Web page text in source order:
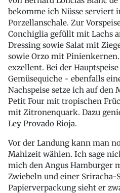
bekomme ich Nüsse serviert
Porzellanschale. Zur
Conchiglia gefüllt mit Lachs
Dressing sowie Salat mit
sowie Orzo mit
exzellent. Bei der
Gemüsequiche - ebenfalls
Nachspeise setze ich auf den
Petit Four mit tropischen
mit Zitronenquark. Dazu
Ley Provado Rioja.
Vor der Landung kann man
Mahlzeit wählen. Ich sage
mich den Angus Hamburger
Zwiebeln und einer Sriracha-
Papierverpackung sieht er